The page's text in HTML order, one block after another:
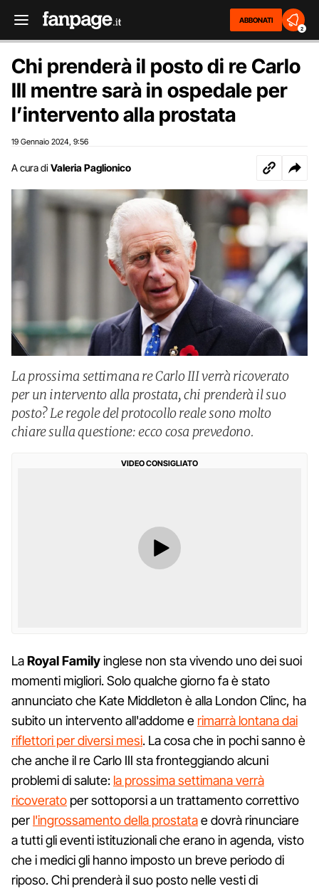
ABBONATI
2
Chi prenderà il posto di re Carlo
III mentre sarà in ospedale per
l’intervento alla prostata
19 Gennaio 2024 9:56
A cura di Valeria Paglionico
La prossima settimana re Carlo III verrà ricoverato
per un intervento alla prostata, chi prenderà il suo
posto? Le regole del protocollo reale sono molto
chiare sulla questione: ecco cosa prevedono.
VIDEO CONSIGLIATO
LaRoyal Familyinglese non sta vivendo uno dei suoi
momenti migliori. Solo qualche giorno fa è stato
annunciato che Kate Middleton è alla London Clinc, ha
subito un intervento all'addome e rimarrà lontana dai
riflettori per diversi mesi. La cosa che in pochi sanno è
che anche il re Carlo III sta fronteggiando alcuni
problemi di salute: la prossima settimana verrà
ricoverato per sottoporsi a un trattamento correttivo
per l'ingrossamento della prostatae dovrà rinunciare
a tutti gli eventi istituzionali che erano in agenda, visto
che i medici gli hanno imposto un breve periodo di
riposo. Chi prenderà il suo posto nelle vesti di